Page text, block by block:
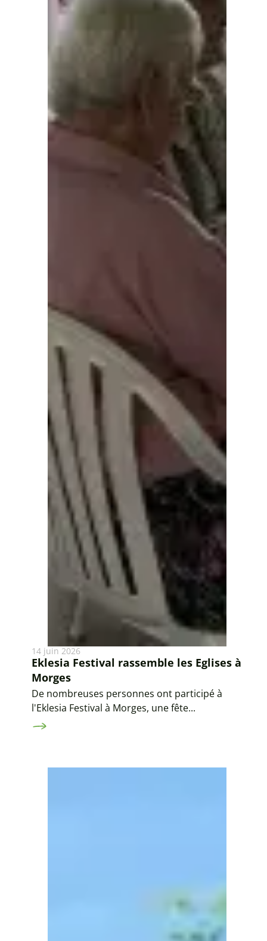
14 juin 2026
Eklesia Festival rassemble les Eglises à
Morges
De nombreuses personnes ont participé à
l'Eklesia Festival à Morges, une fête...